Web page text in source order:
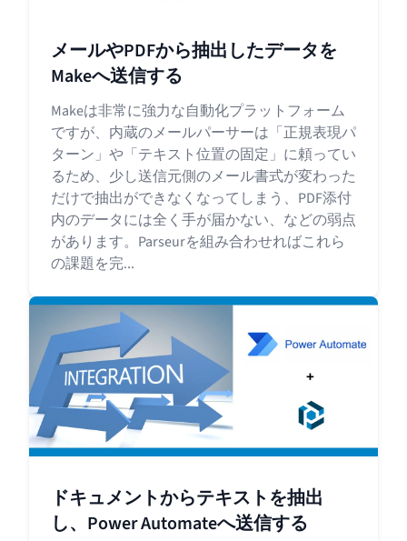
メールやPDFから抽出したデータを
Makeへ送信する
Makeは非常に強力な自動化プラットフォーム
ですが、内蔵のメールパーサーは「正規表現パ
ターン」や「テキスト位置の固定」に頼ってい
るため、少し送信元側のメール書式が変わった
だけで抽出ができなくなってしまう、PDF添付
内のデータには全く手が届かない、などの弱点
があります。Parseurを組み合わせればこれら
の課題を完...
ドキュメントからテキストを抽出
し、Power Automateへ送信する